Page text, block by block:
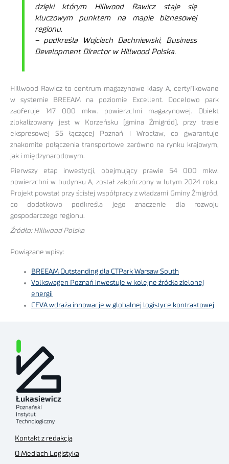
dzięki którym Hillwood Rawicz staje się
kluczowym punktem na mapie biznesowej
regionu.
– podkreśla Wojciech Dachniewski, Business
Development Director w Hillwood Polska.
Hillwood Rawicz to centrum magazynowe klasy A, certyfikowane
w systemie BREEAM na poziomie Excellent. Docelowo park
zaoferuje 147 000 mkw. powierzchni magazynowej. Obiekt
zlokalizowany jest w Korzeńsku (gmina Żmigród), przy trasie
ekspresowej S5 łączącej Poznań i Wrocław, co gwarantuje
znakomite połączenia transportowe zarówno na rynku krajowym,
jak i międzynarodowym.
Pierwszy etap inwestycji, obejmujący prawie 54 000 mkw.
powierzchni w budynku A, został zakończony w lutym 2024 roku.
Projekt powstał przy ścisłej współpracy z władzami Gminy Żmigród,
co dodatkowo podkreśla jego znaczenie dla rozwoju
gospodarczego regionu.
Źródło: Hillwood Polska
Powiązane wpisy:
BREEAM Outstanding dla CTPark Warsaw South
Volkswagen Poznań inwestuje w kolejne źródła zielonej
energii
CEVA wdraża innowacje w globalnej logistyce kontraktowej
Kontakt z redakcją
O Mediach Logistyka